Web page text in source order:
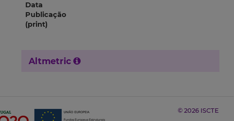
Data
Publicação
(print)
Altmetric
© 2026 ISCTE